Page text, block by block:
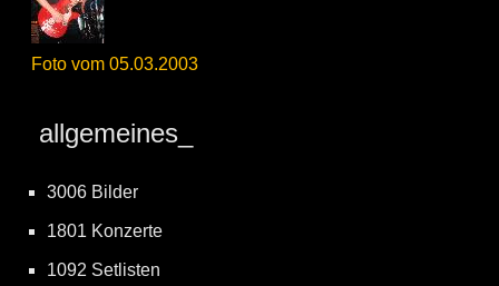
Foto vom 05.03.2003
allgemeines_
3006 Bilder
1801 Konzerte
1092 Setlisten